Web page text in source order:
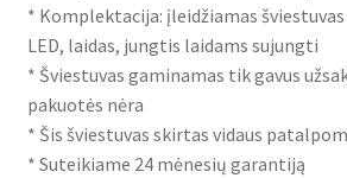
* Komplektacija: įleidžiamas
LED, laidas, jungtis laidams sujungti
* Šviestuvas gaminamas tik gavus
pakuotės nėra
* Šis šviestuvas skirtas vidaus
* Suteikiame 24 mėnesių garantiją